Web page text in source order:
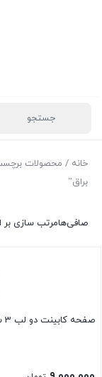
خانه
براق”
صافی‌هامرتب سازی
صفحه کابینت دو لب 3 سانتی سفید براق کد 402